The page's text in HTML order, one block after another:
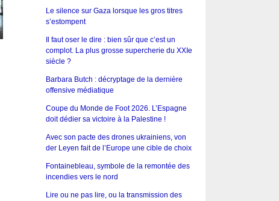
Le silence sur Gaza lorsque les gros titres
s’estompent
Il faut oser le dire : bien sûr que c’est un
complot. La plus grosse supercherie du XXIe
siècle ?
Barbara Butch : décryptage de la dernière
offensive médiatique
Coupe du Monde de Foot 2026. L’Espagne
doit dédier sa victoire à la Palestine !
Avec son pacte des drones ukrainiens, von
der Leyen fait de l’Europe une cible de choix
Fontainebleau, symbole de la remontée des
incendies vers le nord
Lire ou ne pas lire, ou la transmission des